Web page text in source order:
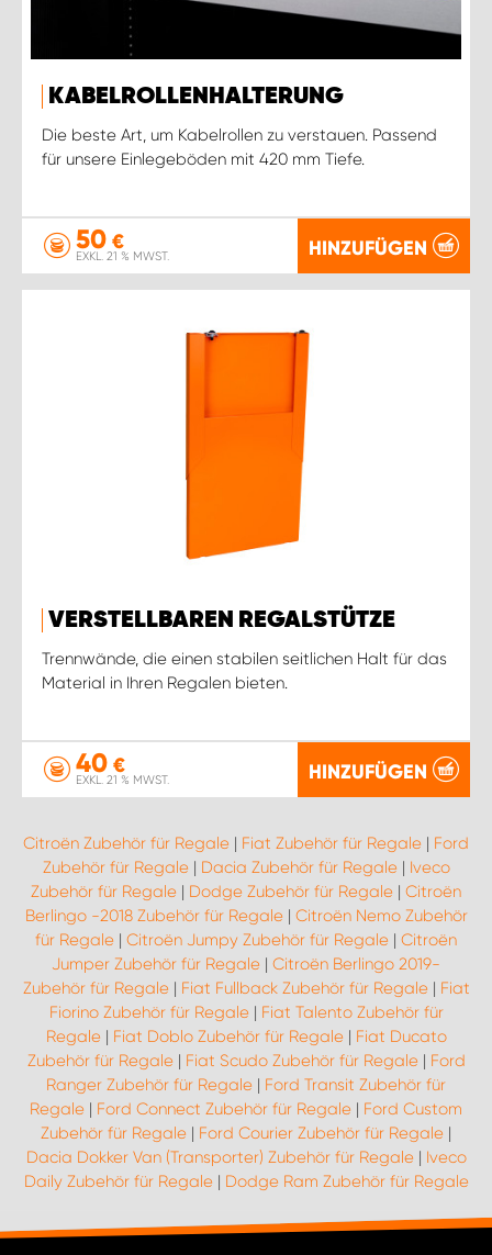
KABELROLLENHALTERUNG
Die beste Art, um Kabelrollen zu verstauen. Passend
für unsere Einlegeböden mit 420 mm Tiefe.
50 €
EXKL. 21 % MWST. HINZUFÜGEN
VERSTELLBAREN REGALSTÜTZE
Trennwände, die einen stabilen seitlichen Halt für das
Material in Ihren Regalen bieten.
40 €
EXKL. 21 % MWST. HINZUFÜGEN
Citroën Zubehör für Regale | Fiat Zubehör für Regale | Ford
Zubehör für Regale| Dacia Zubehör für Regale| Iveco
Zubehör für Regale | Dodge Zubehör für Regale | Citroën
Berlingo -2018 Zubehör für Regale| Citroën Nemo Zubehör
für Regale | Citroën Jumpy Zubehör für Regale | Citroën
Jumper Zubehör für Regale | Citroën Berlingo 2019-
Zubehör für Regale| Fiat Fullback Zubehör für Regale| Fiat
Fiorino Zubehör für Regale| Fiat Talento Zubehör für
Regale| Fiat Doblo Zubehör für Regale| Fiat Ducato
Zubehör für Regale| Fiat Scudo Zubehör für Regale| Ford
Ranger Zubehör für Regale | Ford Transit Zubehör für
Regale | Ford Connect Zubehör für Regale | Ford Custom
Zubehör für Regale | Ford Courier Zubehör für Regale |
Dacia Dokker Van (Transporter) Zubehör für Regale| Iveco
Daily Zubehör für Regale| Dodge Ram Zubehör für Regale